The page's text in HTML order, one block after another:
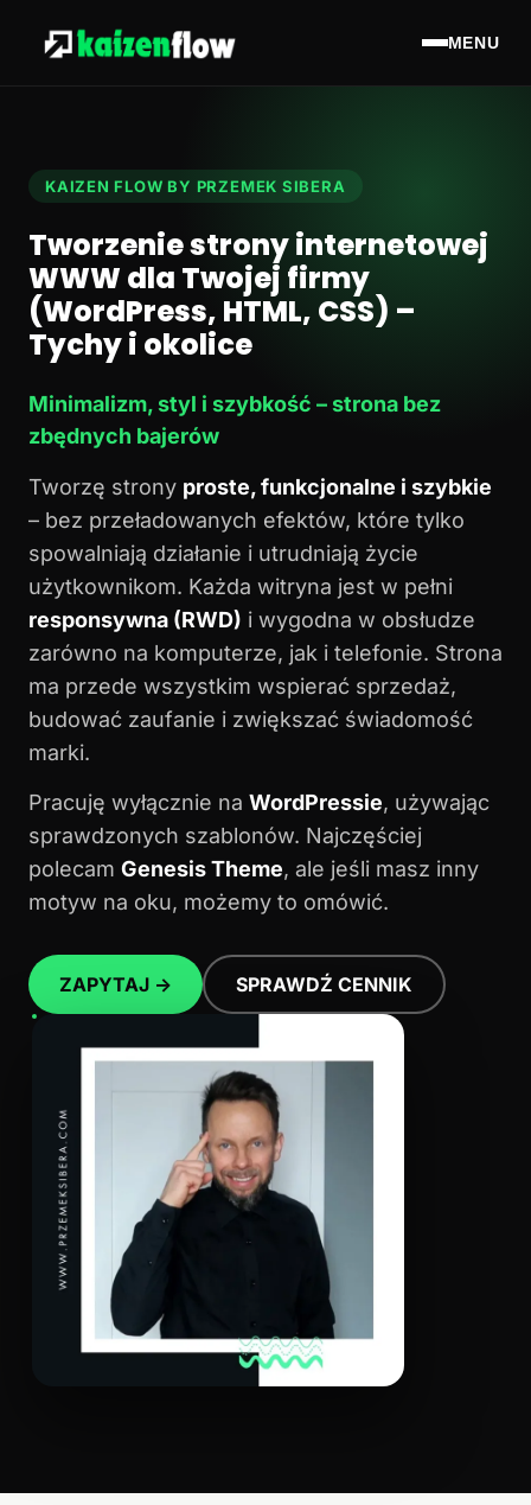
MENU
KAIZEN FLOW BY PRZEMEK SIBERA
Tworzenie strony internetowej
WWW dla Twojej firmy
(WordPress, HTML, CSS) –
Tychy i okolice
Minimalizm, styl i szybkość – strona bez
zbędnych bajerów
Tworzę strony proste, funkcjonalne i szybkie
– bez przeładowanych efektów, które tylko
spowalniają działanie i utrudniają życie
użytkownikom. Każda witryna jest w pełni
responsywna (RWD) i wygodna w obsłudze
zarówno na komputerze, jak i telefonie. Strona
ma przede wszystkim wspierać sprzedaż,
budować zaufanie i zwiększać świadomość
marki.
Pracuję wyłącznie na WordPressie, używając
sprawdzonych szablonów. Najczęściej
polecam Genesis Theme, ale jeśli masz inny
motyw na oku, możemy to omówić.
ZAPYTAJ → SPRAWDŹ CENNIK